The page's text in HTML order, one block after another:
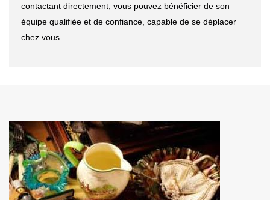
contactant directement, vous pouvez bénéficier de son
équipe qualifiée et de confiance, capable de se déplacer
chez vous.